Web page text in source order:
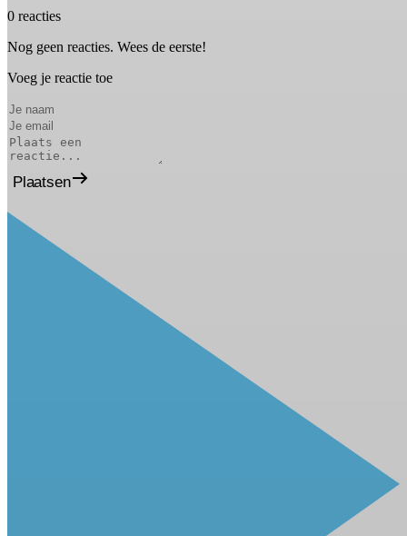
0 reacties
Nog geen reacties. Wees de eerste!
Voeg je reactie toe
Plaatsen